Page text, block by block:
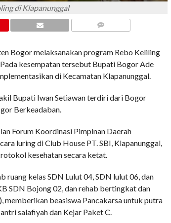
di Klapanunggal
Bogor melaksanakan program Rebo Keliling
kesempatan tersebut Bupati Bogor Ade
di Kecamatan Klapanunggal.
Bupati Iwan Setiawan terdiri dari Bogor
Berkeadaban.
Forum Koordinasi Pimpinan Daerah
luring di Club House PT. SBI, Klapanunggal,
kesehatan secara ketat.
ruang kelas SDN Lulut 04, SDN lulut 06, dan
SDN Bojong 02, dan rehab bertingkat dan
beasiswa Pancakarsa untuk putra
salafiyah dan Kejar Paket C.